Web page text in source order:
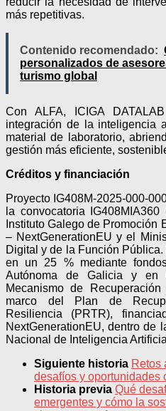
más repetitivas.
Contenido recomendado:
personalizados de
turismo global
Con ALFA, ICIGA
integración de la inteligencia
material de laboratorio,
gestión más eficiente,
Créditos y financiación
Proyecto IG408M-2025-000-
la convocatoria
Instituto Galego de Promoción
– NextGenerationEU y el
Digital y de la Función
en un 25 % mediante
Autónoma de Galicia y
Mecanismo de
marco del Plan de
Resiliencia (PRTR),
NextGenerationEU, dentro de
Nacional de Inteligencia
Siguiente historia Retos
desafíos y oportunidades
Historia previa Qué
emergentes y cómo la